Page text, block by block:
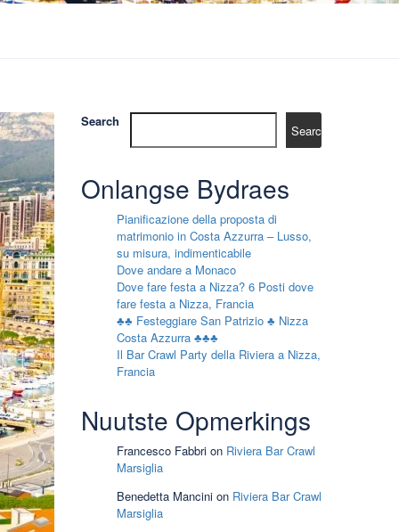
Search
Search
Onlangse Bydraes
Pianificazione della proposta di
matrimonio in Costa Azzurra – Lusso,
su misura, indimenticabile
Dove andare a Monaco
Dove fare festa a Nizza? 6 Posti dove
fare festa a Nizza, Francia
♣♣ Festeggiare San Patrizio ♣ Nizza
Costa Azzurra ♣♣♣
Il Bar Crawl Party della Riviera a Nizza,
Francia
Nuutste Opmerkings
Francesco Fabbri on Riviera Bar Crawl
Marsiglia
Benedetta Mancini on Riviera Bar Crawl
Marsiglia